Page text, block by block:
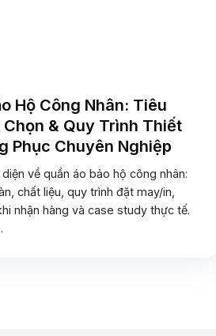
Hộ Công Nhân: Tiêu
Chọn & Quy Trình Thiết
Phục Chuyên Nghiệp
về quần áo bảo hộ công nhân:
chất liệu, quy trình đặt may/in,
nhận hàng và case study thực tế.